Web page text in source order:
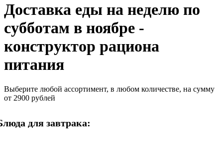
Доставка еды на неделю по
субботам в ноябре -
конструктор рациона
питания
Выберите любой ассортимент, в любом количестве, на сумму
от 2900 рублей
для завтрака: